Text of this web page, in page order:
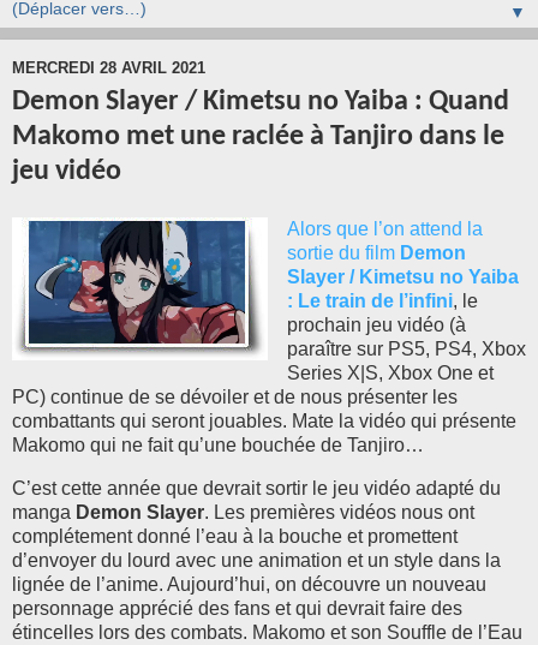
▼
MERCREDI 28 AVRIL 2021
Demon Slayer / Kimetsu no Yaiba : Quand
Makomo met une raclée à Tanjiro dans le
jeu vidéo
Alors que l’on attend la
sortie du film Demon
Slayer / Kimetsu no Yaiba
: Le train de l’infini, le
prochain jeu vidéo (à
paraître sur PS5, PS4, Xbox
Series X|S, Xbox One et
PC) continue de se dévoiler et de nous présenter les
combattants qui seront jouables. Mate la vidéo qui présente
Makomo qui ne fait qu’une bouchée de Tanjiro…
C’est cette année que devrait sortir le jeu vidéo adapté du
manga Demon Slayer. Les premières vidéos nous ont
complétement donné l’eau à la bouche et promettent
d’envoyer du lourd avec une animation et un style dans la
lignée de l’anime. Aujourd’hui, on découvre un nouveau
personnage apprécié des fans et qui devrait faire des
étincelles lors des combats. Makomo et son Souffle de l’Eau